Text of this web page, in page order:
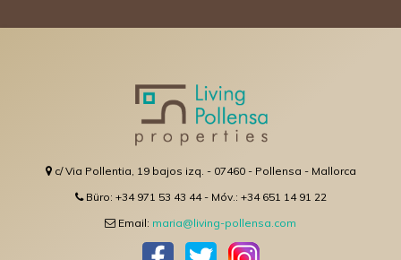
c/ Via Pollentia, 19 bajos izq. - 07460 - Pollensa - Mallorca
Büro: +34 971 53 43 44 - Móv.: +34 651 14 91 22
Email: maria@living-pollensa.com